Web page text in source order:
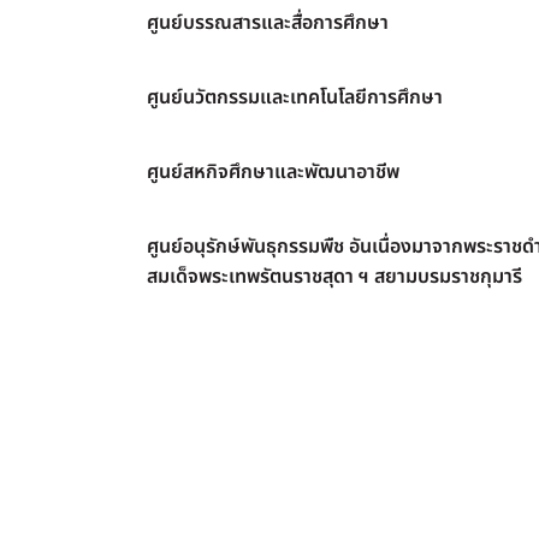
ศูนย์บรรณสารและสื่อการศึกษา
ศูนย์นวัตกรรมและเทคโนโลยีการศึกษา
ศูนย์สหกิจศึกษาและพัฒนาอาชีพ
ศูนย์อนุรักษ์พันธุกรรมพืช อันเนื่องมาจากพระราชด
สมเด็จพระเทพรัตนราชสุดา ฯ สยามบรมราชกุมารี